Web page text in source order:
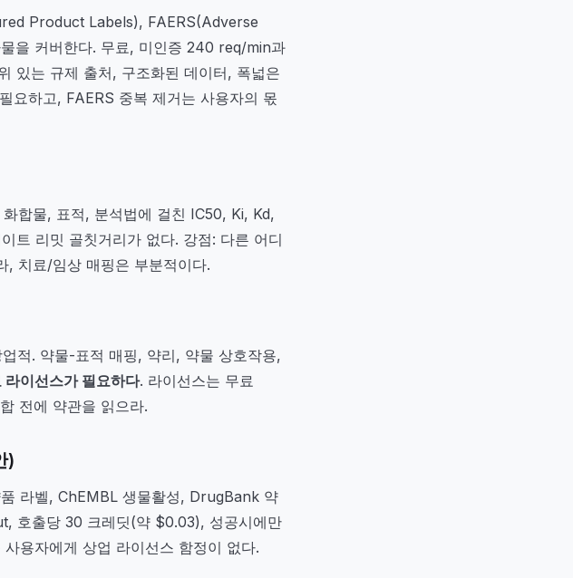
Product Labels), FAERS(Adverse
을 커버한다. 무료, 미인증 240 req/min과
있는 규제 출처, 구조화된 데이터, 폭넓은
요하고, FAERS 중복 제거는 사용자의 몫
합물, 표적, 분석법에 걸친 IC50, Ki, Kd,
트 리밋 골칫거리가 없다. 강점: 다른 어디
, 치료/임상 매핑은 부분적이다.
적. 약물-표적 매핑, 약리, 약물 상호작용,
라이선스가 필요하다. 라이선스는 무료
전에 약관을 읽으라.
)
라벨, ChEMBL 생물활성, DrugBank 약
호출당 30 크레딧(약 $0.03), 성공시에만
용자에게 상업 라이선스 함정이 없다.